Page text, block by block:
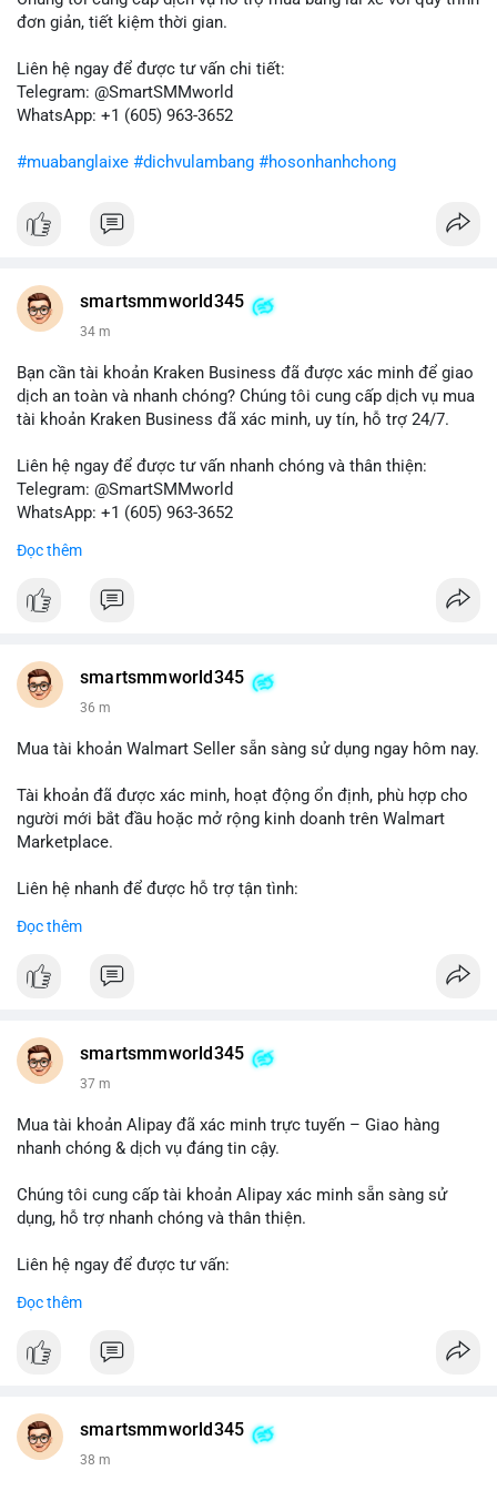
của nhà đầu tư lớn vẫn còn vững chắc.
Lời khuyên cho nhà đầu tư nhỏ lẻ: Theo dõi sát các giao dịch
tiếp theo từ địa chỉ này để xác định điểm đến của dòng tiền.
Tránh hành động theo cảm xúc; hãy dựa trên dữ liệu xác nhận
tăng.
đơn giản, tiết kiệm thời gian.
Liên hệ ngay để được tư vấn chi tiết:
Telegram: @SmartSMMworld
WhatsApp: +1 (605) 963-3652
#muabanglaixe #dichvulambang #hosonhanhchong
smartsmmworld345
34 m
Bạn cần tài khoản Kraken Business đã được xác minh để giao
dịch an toàn và nhanh chóng? Chúng tôi cung cấp dịch vụ mua
tài khoản Kraken Business đã xác minh, uy tín, hỗ trợ 24/7.
Liên hệ ngay để được tư vấn nhanh chóng và thân thiện:
Telegram: @SmartSMMworld
WhatsApp: +1 (605) 963-3652
#buyverifiedkrakenbusinessaccounts
Đọc thêm
smartsmmworld345
36 m
Mua tài khoản Walmart Seller sẵn sàng sử dụng ngay hôm nay.
Tài khoản đã được xác minh, hoạt động ổn định, phù hợp cho
người mới bắt đầu hoặc mở rộng kinh doanh trên Walmart
Marketplace.
Liên hệ nhanh để được hỗ trợ tận tình:
WhatsApp: +1 (605) 963-3652
#buywalmartselleraccounts
Đọc thêm
smartsmmworld345
37 m
Mua tài khoản Alipay đã xác minh trực tuyến – Giao hàng
nhanh chóng & dịch vụ đáng tin cậy.
Chúng tôi cung cấp tài khoản Alipay xác minh sẵn sàng sử
dụng, hỗ trợ nhanh chóng và thân thiện.
Liên hệ ngay để được tư vấn:
WhatsApp: +1 (605) 963-3652
#buyverifiedalipayaccounts
Đọc thêm
smartsmmworld345
38 m